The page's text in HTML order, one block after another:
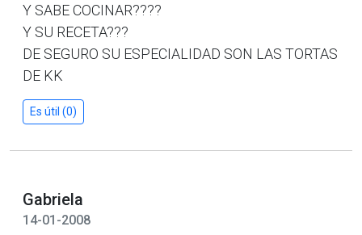
Y SABE COCINAR????
Y SU RECETA???
DE SEGURO SU ESPECIALIDAD SON LAS TORTAS
DE KK
Es útil (0)
Gabriela
14-01-2008